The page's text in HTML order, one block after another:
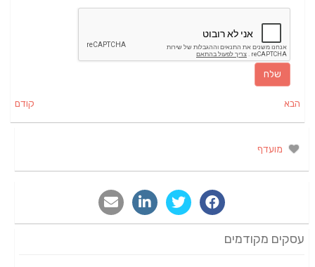
קודם הבא
מועדף
עסקים מקודמים